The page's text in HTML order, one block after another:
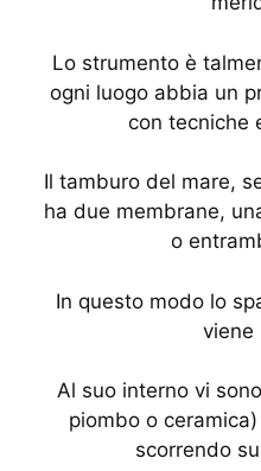
Lo strumento è
ogni luogo abbia un
con tecniche
Il tamburo del mare,
ha due membrane,
o
In questo modo lo
viene
Al suo interno vi
piombo o
scorrendo